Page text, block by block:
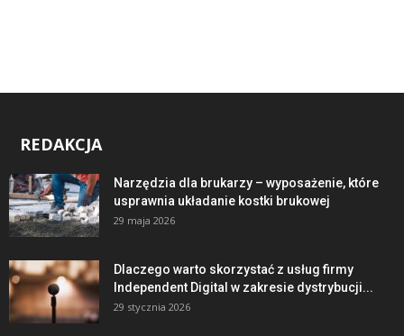
REDAKCJA
Narzędzia dla brukarzy – wyposażenie, które
usprawnia układanie kostki brukowej
29 maja 2026
Dlaczego warto skorzystać z usług firmy
Independent Digital w zakresie dystrybucji...
29 stycznia 2026